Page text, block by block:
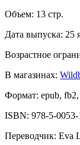
Объем: 13 стр.
Дата выпуска: 25
Возрастное
В магазинах:
Формат: epub,
ISBN: 978-5-0053-
Переводчик: Eva